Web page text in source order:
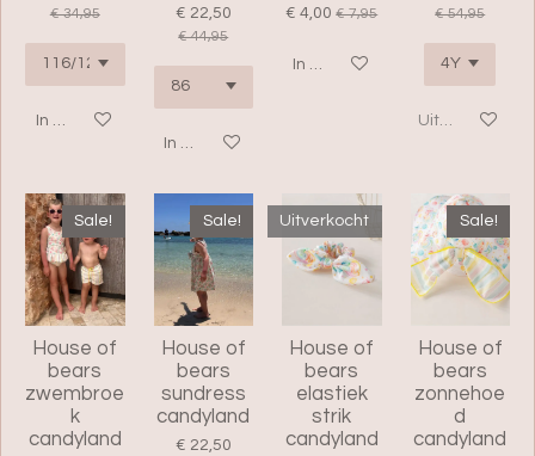
€ 34,95
In winkelwagen
€ 22,50
€ 44,95
In winkelwagen
€ 4,00 € 7,95
In winkelwagen
€ 54,95
Uitverkocht
Sale!
House of
bears
zwembroe
k
candyland
Sale!
House of
bears
sundress
candyland
€ 22,50
Uitverkocht
House of
bears
elastiek
strik
candyland
Sale!
House of
bears
zonnehoe
d
candyland